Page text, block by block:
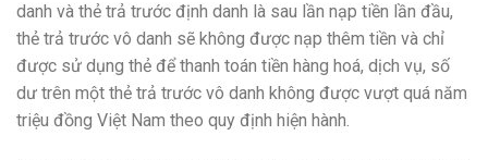
danh và thẻ trả trước định danh là sau lần nạp tiền lần đầu,
thẻ trả trước vô danh sẽ không được nạp thêm tiền và chỉ
được sử dụng thẻ để thanh toán tiền hàng hoá, dịch vụ, số
dư trên một thẻ trả trước vô danh không được vượt quá năm
triệu đồng Việt Nam theo quy định hiện hành.